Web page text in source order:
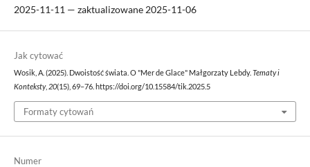
2025-11-11 — zaktualizowane 2025-11-06
Jak cytować
Wosik, A. (2025). Dwoistość świata. O "Mer de Glace" Małgorzaty Lebdy. Tematy i
Konteksty, 20(15), 69–76. https://doi.org/10.15584/tik.2025.5
Formaty cytowań
Numer